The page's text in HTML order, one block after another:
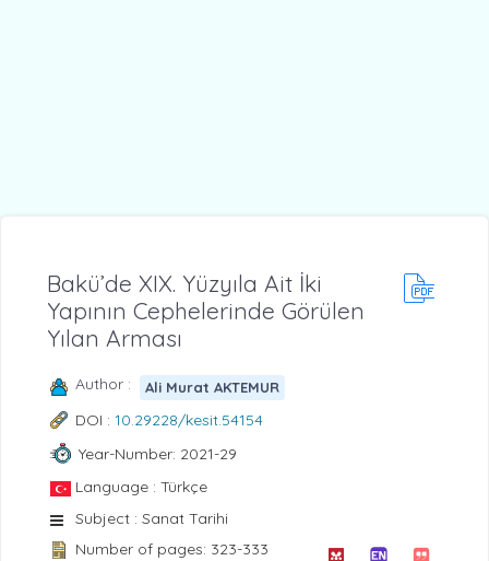
Bakü’de XIX. Yüzyıla Ait İki
Yapının Cephelerinde Görülen
Yılan Arması
Author : Ali Murat AKTEMUR
DOI : 10.29228/kesit.54154
Year-Number: 2021-29
Language : Türkçe
Subject : Sanat Tarihi
Number of pages: 323-333